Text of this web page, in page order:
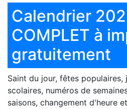
Calendrier
COMPLET à
gratuitement
Saint du jour, fêtes populaires,
scolaires, numéros de
saisons, changement d'heure